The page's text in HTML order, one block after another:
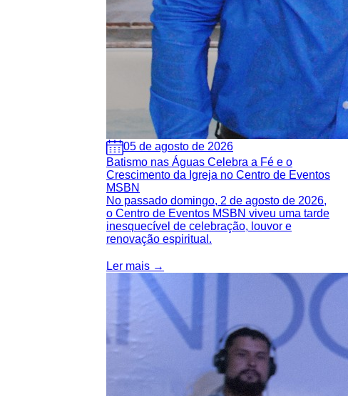
05 de agosto de 2026
Batismo nas Águas Celebra a Fé e o
Crescimento da Igreja no Centro de Eventos
MSBN
No passado domingo, 2 de agosto de 2026,
o Centro de Eventos MSBN viveu uma tarde
inesquecível de celebração, louvor e
renovação espiritual.
Ler mais →